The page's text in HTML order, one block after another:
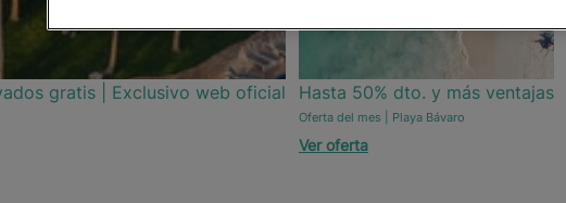
gratis | Exclusivo web oficial Hasta 50% dto. y más ventajas
Oferta del mes | Playa Bávaro
Ver oferta